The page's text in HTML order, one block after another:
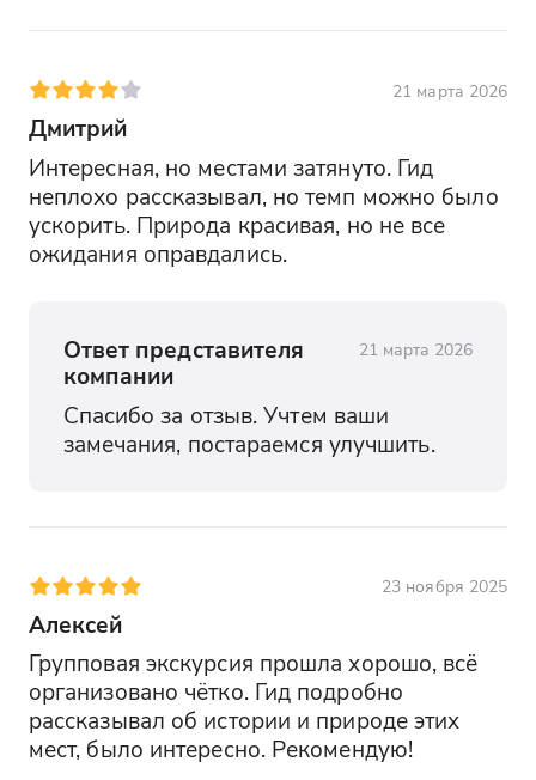
21 марта 2026
Дмитрий
Интересная, но местами затянуто. Гид
неплохо рассказывал, но темп можно было
ускорить. Природа красивая, но не все
ожидания оправдались.
Ответ представителя
компании
21 марта 2026
Спасибо за отзыв. Учтем ваши
замечания, постараемся улучшить.
23 ноября 2025
Алексей
Групповая экскурсия прошла хорошо, всё
организовано чётко. Гид подробно
рассказывал об истории и природе этих
мест, было интересно. Рекомендую!